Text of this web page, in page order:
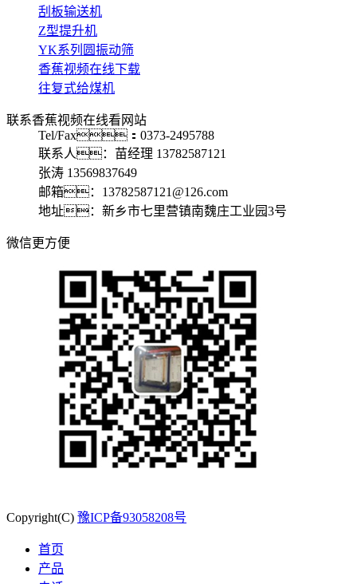
刮板输送机
Z型提升机
YK系列圆振动筛
香蕉视频在线下载
往复式给煤机
联系香蕉视频在线看网站
Tel/Fax：0373-2495788
联系人：苗经理 13782587121
张涛 13569837649
邮箱：13782587121@126.com
地址：新乡市七里营镇南魏庄工业园3号
微信更方便
Copyright(C) 豫ICP备93058208号
首页
产品